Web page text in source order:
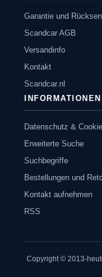
Garantie und
Scandcar AGB
Versandinfo
Kontakt
Scandcar.nl
INFORMATIONEN
Datenschutz &
Erweiterte Suche
Suchbegriffe
Bestellungen und
Kontakt aufnehmen
RSS
Copyright © 2013-